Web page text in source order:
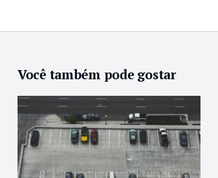
Você também pode gostar